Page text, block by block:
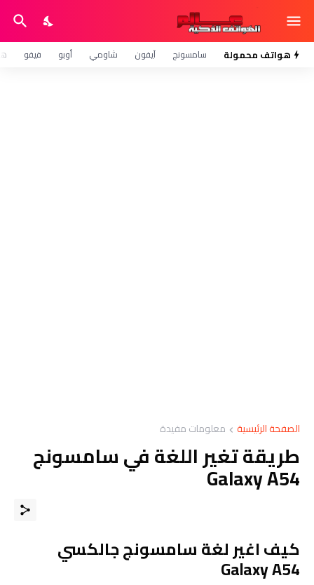
هواتف محمولة سامسونج آيفون شاومي أوبو فيفو
الصفحة الرئيسية معلومات مفيدة
طريقة تغير اللغة في سامسونج
Galaxy A54
كيف اغير لغة سامسونج جالكسي
Galaxy A54